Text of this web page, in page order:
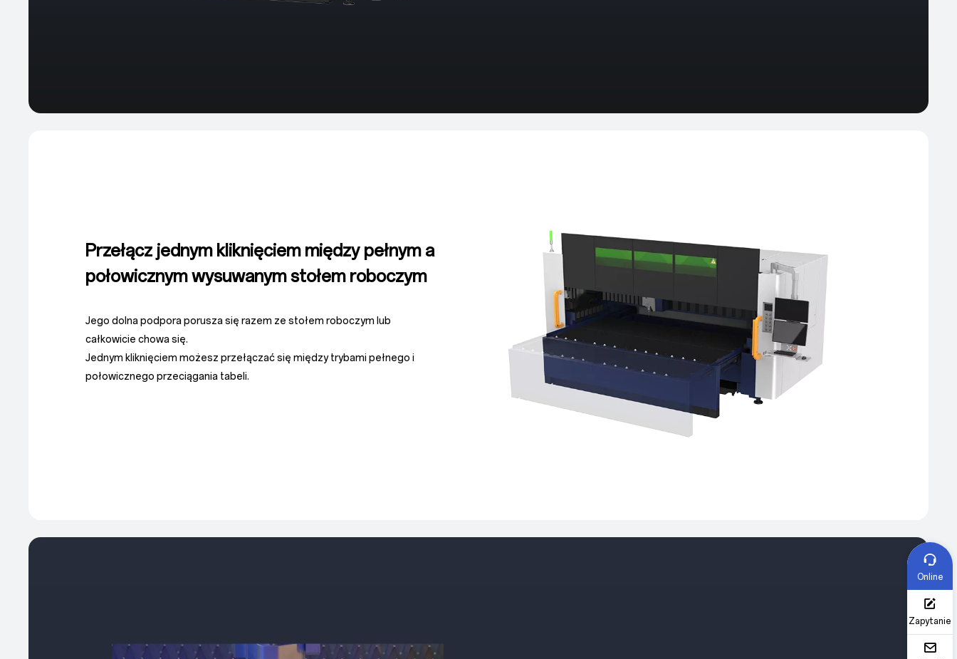
Przełącz jednym kliknięciem między pełnym a
połowicznym wysuwanym stołem roboczym
Jego dolna podpora porusza się razem ze stołem roboczym lub
całkowicie chowa się.
Jednym kliknięciem możesz przełączać się między trybami pełnego i
połowicznego przeciągania tabeli.
Online
Zapytanie